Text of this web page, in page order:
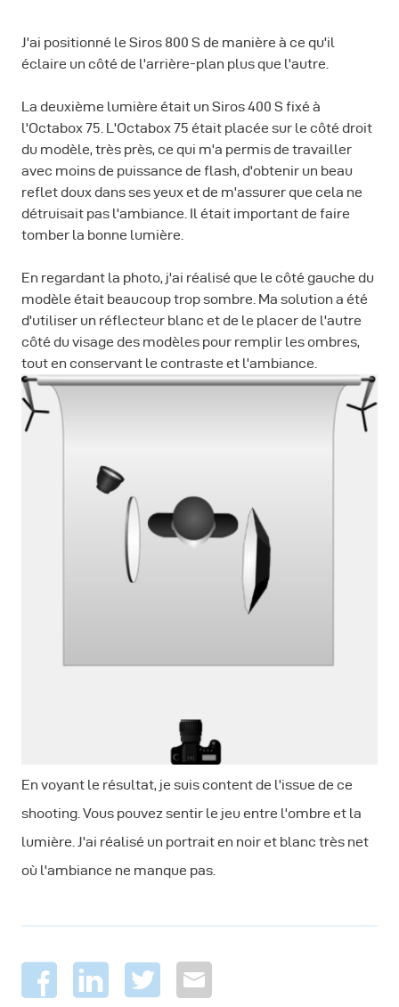
J'ai positionné le Siros 800 S de manière à ce qu'il
éclaire un côté de l'arrière-plan plus que l'autre.
La deuxième lumière était un Siros 400 S fixé à
l'Octabox 75. L'Octabox 75 était placée sur le côté droit
du modèle, très près, ce qui m'a permis de travailler
avec moins de puissance de flash, d'obtenir un beau
reflet doux dans ses yeux et de m'assurer que cela ne
détruisait pas l'ambiance. Il était important de faire
tomber la bonne lumière.
En regardant la photo, j'ai réalisé que le côté gauche du
modèle était beaucoup trop sombre. Ma solution a été
d'utiliser un réflecteur blanc et de le placer de l'autre
côté du visage des modèles pour remplir les ombres,
tout en conservant le contraste et l'ambiance.
En voyant le résultat, je suis content de l'issue de ce
shooting. Vous pouvez sentir le jeu entre l'ombre et la
lumière. J'ai réalisé un portrait en noir et blanc très net
où l'ambiance ne manque pas.